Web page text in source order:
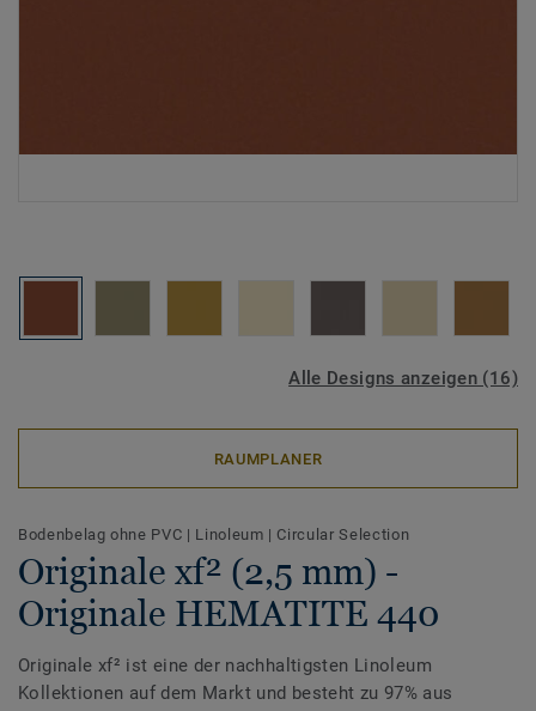
Alle Designs anzeigen (16)
RAUMPLANER
Bodenbelag ohne PVC | Linoleum | Circular Selection
Originale xf² (2,5 mm) -
Originale HEMATITE 440
Originale xf² ist eine der nachhaltigsten Linoleum
Kollektionen auf dem Markt und besteht zu 97% aus